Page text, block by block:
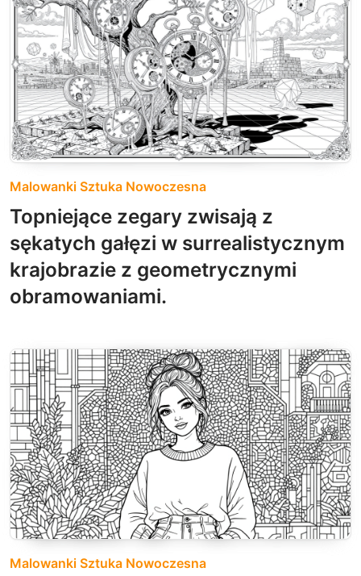
Malowanki Sztuka Nowoczesna
Topniejące zegary zwisają z
sękatych gałęzi w surrealistycznym
krajobrazie z geometrycznymi
obramowaniami.
Malowanki Sztuka Nowoczesna